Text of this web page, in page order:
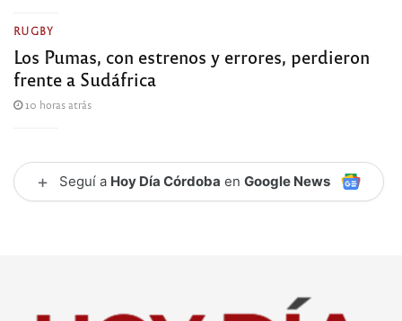
RUGBY
Los Pumas, con estrenos y errores, perdieron
frente a Sudáfrica
10 horas atrás
+ Seguí a Hoy Día Córdoba en Google News